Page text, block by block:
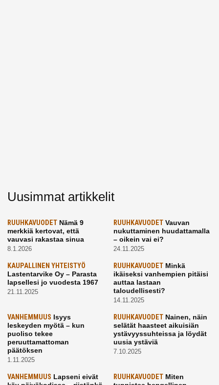
Uusimmat artikkelit
RUUHKAVUODET Nämä 9
merkkiä kertovat, että
vauvasi rakastaa sinua
8.1.2026
RUUHKAVUODETVauvan
nukuttaminen huudattamalla
– oikein vai ei?
24.11.2025
KAUPALLINEN YHTEISTYÖ
Lastentarvike Oy – Parasta
lapsellesi jo vuodesta 1967
21.11.2025
RUUHKAVUODETMinkä
ikäiseksi vanhempien pitäisi
auttaa lastaan
taloudellisesti?
14.11.2025
VANHEMMUUS Isyys
leskeyden myötä – kun
puoliso tekee
peruuttamattoman
päätöksen
1.11.2025
RUUHKAVUODETNainen, näin
selätät haasteet aikuisiän
ystävyyssuhteissa ja löydät
uusia ystäviä
7.10.2025
VANHEMMUUS Lapseni eivät
RUUHKAVUODETMiten